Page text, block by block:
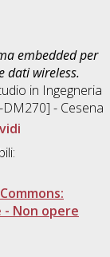
embedded per
dati wireless.
in Ingegneria
- Cesena
Non opere